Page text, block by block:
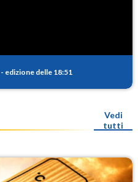
- edizione delle 18:51
Vedi
tutti